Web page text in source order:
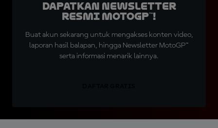
Dapatkan Newsletter
Resmi MotoGP™!
Buat akun sekarang untuk mengakses konten video,
laporan hasil balapan, hingga Newsletter MotoGP™
serta informasi menarik lainnya.